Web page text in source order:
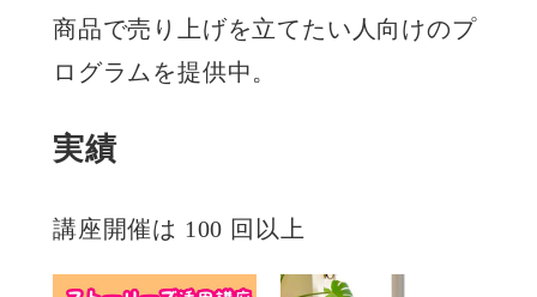
商品で売り上げを立てたい人向けのプ
ログラムを提供中。
実績
講座開催は 100 回以上